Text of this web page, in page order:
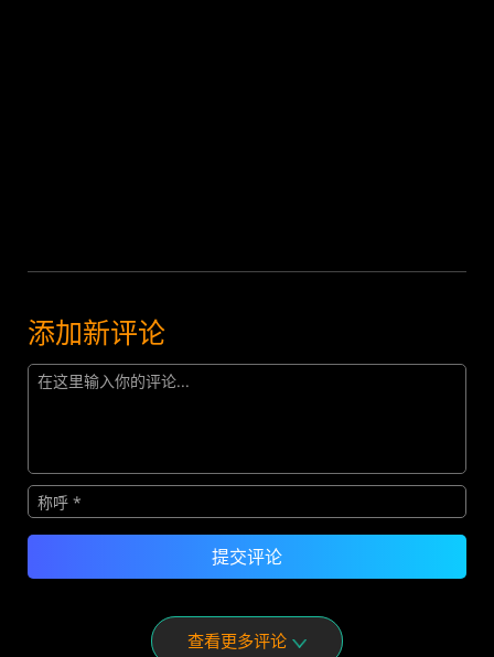
添加新评论
查看更多评论